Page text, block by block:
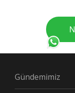
Gündemimiz